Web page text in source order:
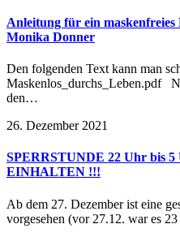
Anleitung für ein
Monika Donner
Den folgenden Text kann man
Maskenlos_durchs_Leben.pdf
den…
26. Dezember 2021
SPERRSTUNDE 22 Uhr bis
EINHALTEN !!!
Ab dem 27. Dezember ist eine
vorgesehen (vor 27.12. war es